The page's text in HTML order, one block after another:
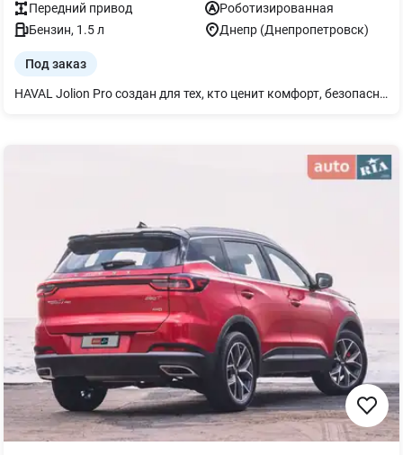
Передний привод
Роботизированная
Бензин, 1.5л Днепр (Днепропетровск)
Под заказ
HAVAL Jolion Pro создан для тех, кто ценит комфорт, безопасность и современное оснащение. Турбированный бензиновый двигатель обеспечивает уверенную динамику, а роботизированная коробка передач делает каждую поездку максимально комфортной. Оснащение автомобиля: 1.5-литровый турбированный бензиновый двигатель; 7-ступенчатая роботизированная коробка передач; LED-оптика; 18-дюймовые легкосплавные диски; цифровая панель приборов; мультимедийная система с 12,3-дюймовым сенсорным дисплеем; Apple CarPlay та Android Auto; двухзонный климат-контроль; камера заднего вида с динамической разметкой; задние парктроники; бесключевой доступ и запуск двигателя кнопкой; электропривод двери багажника; адаптивный круиз-контроль; система автоматического экстренного торможения; система удержания в полосе движения; система контроля «слепых» зон; система распознавания дорожных знаков; система автоматического переключения дальнего света. Просторный салон, современные технологии и широкий набор систем безопасности обеспечивают максимальный комфорт во время каждой поездки.